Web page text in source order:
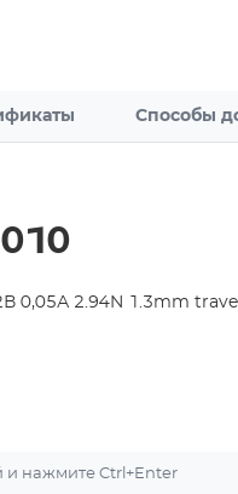
Способы
0,05А 2.94N 1.3mm
и нажмите Ctrl+Enter